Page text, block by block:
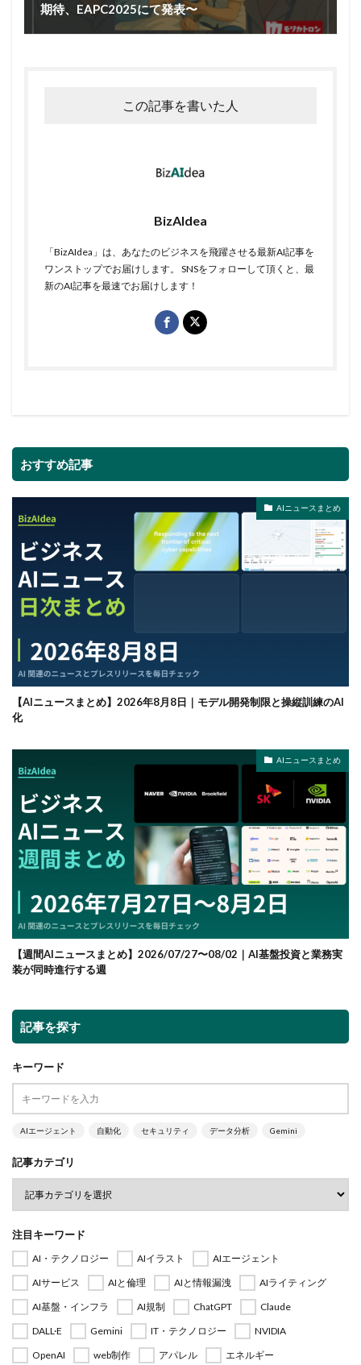
期待、EAPC2025にて発表〜
この記事を書いた人
BizAIdea
「BizAIdea」は、あなたのビジネスを飛躍させる最新AI記事を
ワンストップでお届けします。 SNSをフォローして頂くと、最
新のAI記事を最速でお届けします！
おすすめ記事
AIニュースまとめ
【AIニュースまとめ】2026年8月8日｜モデル開発制限と操縦訓練のAI
化
AIニュースまとめ
【週間AIニュースまとめ】2026/07/27〜08/02｜AI基盤投資と業務実
装が同時進行する週
記事を探す
キーワード
AIエージェント 自動化 セキュリティ データ分析 Gemini
記事カテゴリ
注目キーワード
AI・テクノロジー AIイラスト
AIエージェント
AIサービス
AIと倫理 AIと情報漏洩
AIライティング
AI基盤・インフラ
AI規制 ChatGPT
Claude
DALL·E
Gemini IT・テクノロジー
NVIDIA
OpenAI
web制作 アパレル エネルギー